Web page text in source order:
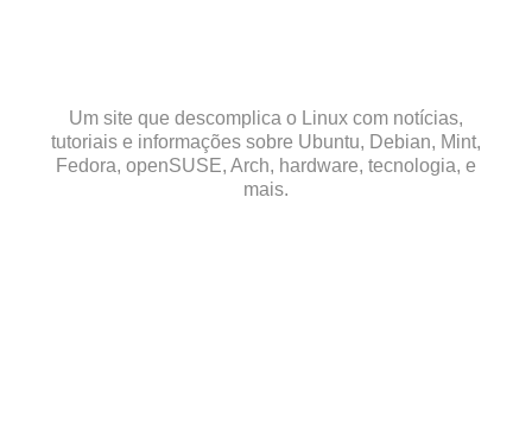
Um site que descomplica o Linux com notícias,
tutoriais e informações sobre Ubuntu, Debian, Mint,
Fedora, openSUSE, Arch, hardware, tecnologia, e
mais.